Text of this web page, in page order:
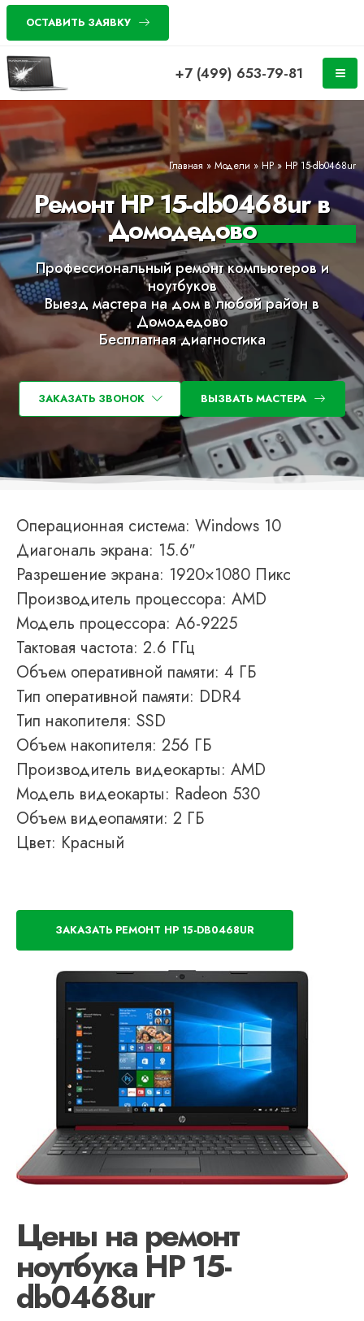
ОСТАВИТЬ ЗАЯВКУ
+7 (499) 653-79-81
Главная » Модели »HP» HP 15-db0468ur
Ремонт HP 15-db0468ur в
Домодедово
Профессиональный ремонт компьютеров и
ноутбуков
Выезд мастера на дом в любой район в
Домодедово
Бесплатная диагностика
ЗАКАЗАТЬ ЗВОНОК ВЫЗВАТЬ МАСТЕРА
Операционная система: Windows 10
Диагональ экрана: 15.6″
Разрешение экрана: 1920×1080 Пикс
Производитель процессора: AMD
Модель процессора: A6-9225
Тактовая частота: 2.6 ГГц
Объем оперативной памяти: 4 ГБ
Тип оперативной памяти: DDR4
Тип накопителя: SSD
Объем накопителя: 256 ГБ
Производитель видеокарты: AMD
Модель видеокарты: Radeon 530
Объем видеопамяти: 2 ГБ
Цвет: Красный
ЗАКАЗАТЬ РЕМОНТ HP 15-DB0468UR
Цены на ремонт
ноутбука HP 15-
db0468ur